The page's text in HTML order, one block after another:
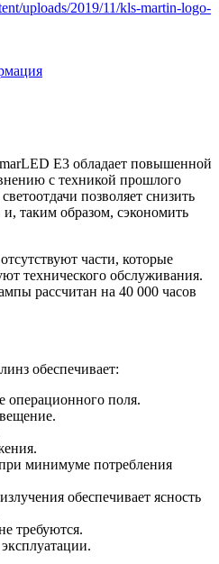
E3 обладает повышенной
с техникой прошлого
позволяет снизить
и, таким образом, сэкономить
части, которые
технического обслуживания.
рассчитан на 40 000 часов
обеспечивает:
операционного поля.
минимуме потребления
обеспечивает ясность
требуются.